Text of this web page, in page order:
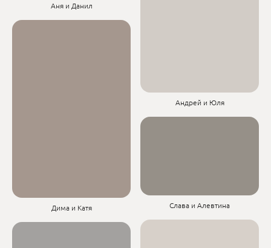
Аня и Данил
Андрей и Юля
Дима и Катя Слава и Алевтина